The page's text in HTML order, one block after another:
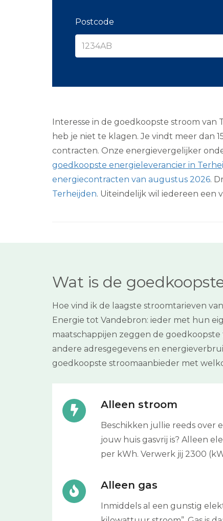
Postcode
Interesse in de goedkoopste stroom van
heb je niet te klagen. Je vindt meer dan
contracten. Onze energievergelijker
goedkoopste energieleverancier in
energiecontracten van augustus 2026.
Terheijden. Uiteindelijk wil iedereen een
Wat is de
Hoe vind ik de laagste stroomtarieven
Energie tot Vandebron: ieder met hun
maatschappijen zeggen de
andere adresgegevens en
goedkoopste stroomaanbieder met
Alleen stroom
Beschikken jullie reeds over
jouw huis gasvrij is? Alleen
per kWh. Verwerk jij 2300
Alleen gas
Inmiddels al een gunstig